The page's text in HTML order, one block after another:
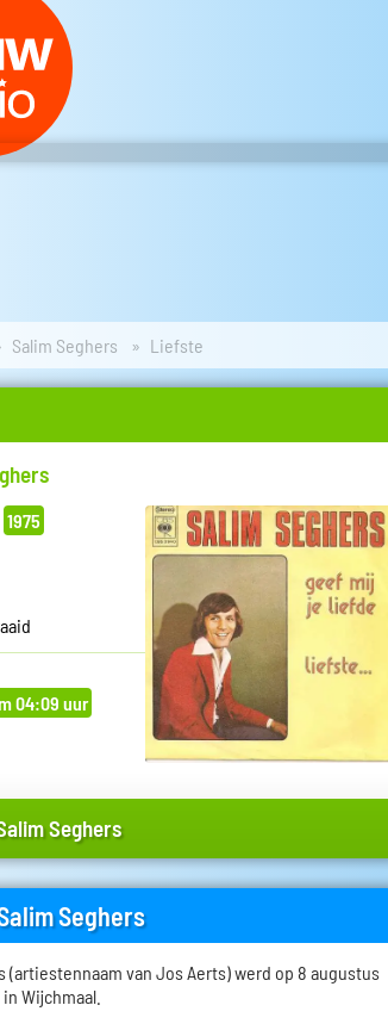
Salim Seghers Liefste
1975
04:09 uur
Seghers
Seghers
(artiestennaam van Jos Aerts) werd op 8 augustus
Wijchmaal.